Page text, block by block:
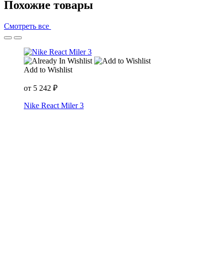
Похожие товары
Смотреть все
Add to Wishlist
от 5 242 ₽
Nike React Miler 3